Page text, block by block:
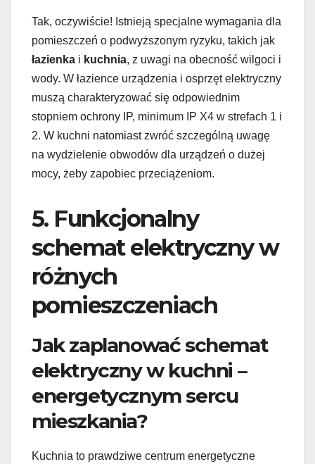
Tak, oczywiście! Istnieją specjalne wymagania dla
pomieszczeń o podwyższonym ryzyku, takich jak
łazienka i kuchnia, z uwagi na obecność wilgoci i
wody. W łazience urządzenia i osprzęt elektryczny
muszą charakteryzować się odpowiednim
stopniem ochrony IP, minimum IP X4 w strefach 1 i
2. W kuchni natomiast zwróć szczególną uwagę
na wydzielenie obwodów dla urządzeń o dużej
mocy, żeby zapobiec przeciążeniom.
5. Funkcjonalny
schemat elektryczny w
różnych
pomieszczeniach
Jak zaplanować schemat
elektryczny w kuchni –
energetycznym sercu
mieszkania?
Kuchnia to prawdziwe centrum energetyczne